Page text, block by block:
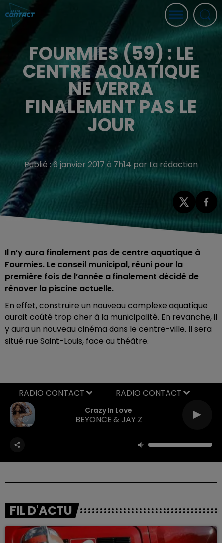
FOURMIES (59) : LE
CENTRE AQUATIQUE
NE VERRA
FINALEMENT PAS LE
JOUR
Publié : 6 janvier 2017 à 7h14 par La rédaction
Il n’y aura finalement pas de centre aquatique à
Fourmies. Le conseil municipal, réuni pour la
première fois de l’année a finalement décidé de
rénover la piscine actuelle.
En effet, construire un nouveau complexe aquatique
aurait coûté trop cher à la municipalité. En revanche, il
y aura un nouveau cinéma dans le centre-ville. Il sera
situé rue Saint-Louis, face au théâtre.
Crazy In Love
BEYONCE & JAY Z
RADIO CONTACT
FIL D'ACTU